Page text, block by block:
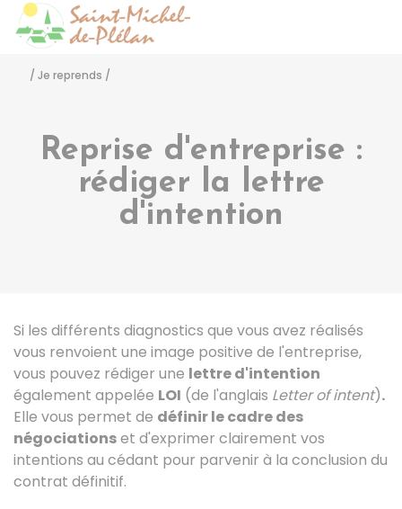
/ Je reprends /
Reprise d'entreprise :
rédiger la lettre
d'intention
Si les différents diagnostics que vous avez réalisés
vous renvoient une image positive de l'entreprise,
vous pouvez rédiger une lettre d'intention
également appelée LOI (de l'anglais Letter of intent).
Elle vous permet de définir le cadre des
négociationset d'exprimer clairement vos
intentions au cédant pour parvenir à la conclusion du
contrat définitif.